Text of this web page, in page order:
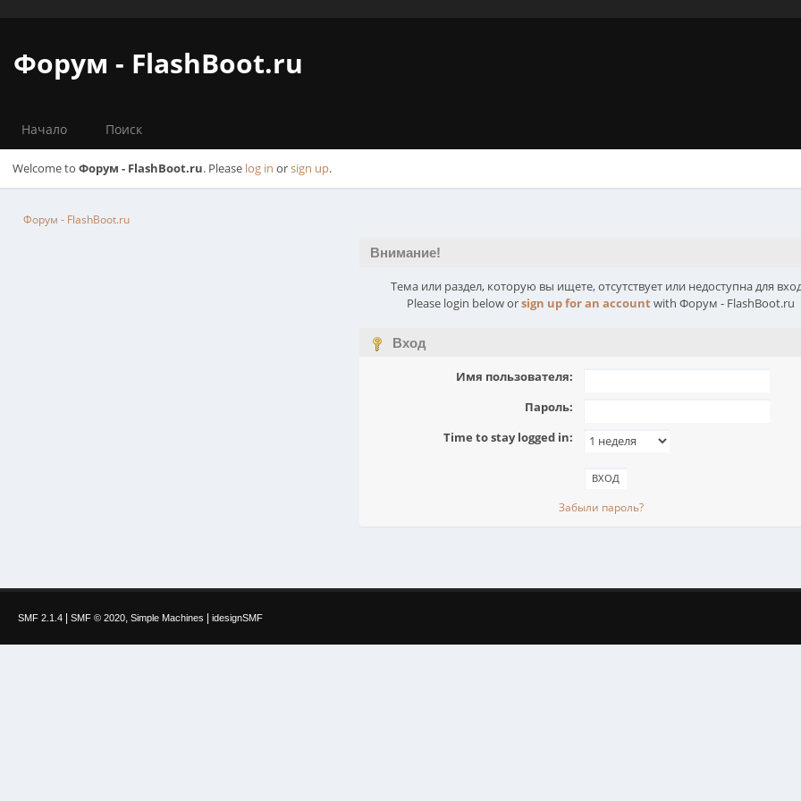
Форум - FlashBoot.ru
Начало Поиск
Welcome to Форум - FlashBoot.ru. Please log in orsign up.
Форум - FlashBoot.ru
Внимание!
Тема или раздел, которую вы ищете, отсутствует или недоступна для
Please login below orsign up for an accountwith Форум - FlashBoot.ru
Вход
Имя пользователя:
Пароль:
Time to stay logged in:
Забыли пароль?
SMF 2.1.4 SMF © 2020, Simple Machines idesignSMF